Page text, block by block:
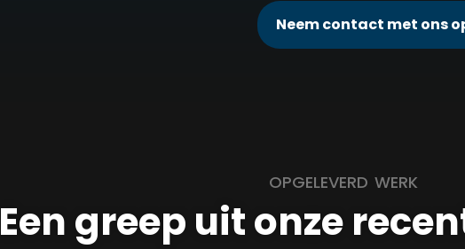
Neem contact met ons
OPGELEVERD WERK
Een greep uit onze